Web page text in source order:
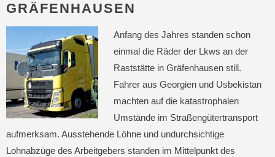
GRÄFENHAUSEN
Anfang des Jahres standen schon
einmal die Räder der Lkws an der
Raststätte in Gräfenhausen still.
Fahrer aus Georgien und Usbekistan
machten auf die katastrophalen
Umstände im Straßengütertransport
aufmerksam. Ausstehende Löhne und undurchsichtige
Lohnabzüge des Arbeitgebers standen im Mittelpunkt des